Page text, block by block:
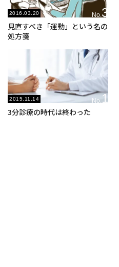
2016.03.20 No.3
見直すべき「運動」という名の
処方箋
2015.11.14 No. 1
3分診療の時代は終わった